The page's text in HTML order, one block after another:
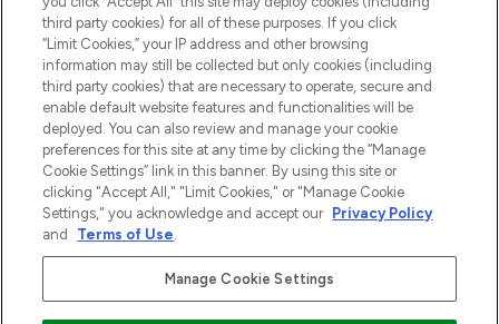
POMOC & INFORMACJE
WAŻNE INFORMACJE
O LOOKFANTASTIC
Płać bezpiecznie za pomocą
third party cookies) for all of these purposes. If you click
“Limit Cookies,” your IP address and other browsing
information may still be collected but only cookies (including
third party cookies) that are necessary to operate, secure and
enable default website features and functionalities will be
deployed. You can also review and manage your cookie
preferences for this site at any time by clicking the “Manage
Cookie Settings” link in this banner. By using this site or
clicking "Accept All," "Limit Cookies," or "Manage Cookie
Settings," you acknowledge and accept our Privacy Policy
and
Terms of Use.
Manage Cookie Settings